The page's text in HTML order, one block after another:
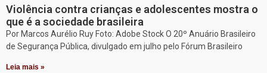
Violência contra crianças e adolescentes mostra o
que é a sociedade brasileira
Por Marcos Aurélio Ruy Foto: Adobe Stock O 20º Anuário Brasileiro
de Segurança Pública, divulgado em julho pelo Fórum Brasileiro
Leia mais »